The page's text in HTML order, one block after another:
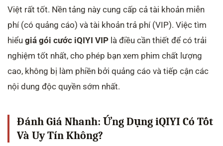
Việt rất tốt. Nền tảng này cung cấp cả tài khoản miễn
phí (có quảng cáo) và tài khoản trả phí (VIP). Việc tìm
hiểu giá gói cước iQIYI VIP là điều cần thiết để có trải
nghiệm tốt nhất, cho phép bạn xem phim chất lượng
cao, không bị làm phiền bởi quảng cáo và tiếp cận các
nội dung độc quyền sớm nhất.
Đánh Giá Nhanh: Ứng Dụng iQIYI Có Tốt
Và Uy Tín Không?